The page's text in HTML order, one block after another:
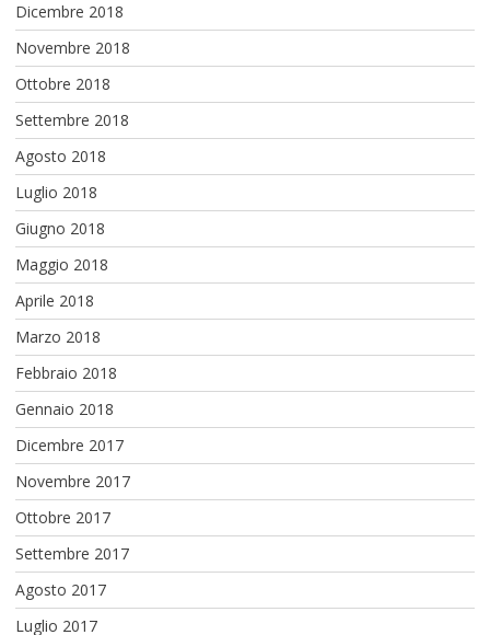
Dicembre 2018
Novembre 2018
Ottobre 2018
Settembre 2018
Agosto 2018
Luglio 2018
Giugno 2018
Maggio 2018
Aprile 2018
Marzo 2018
Febbraio 2018
Gennaio 2018
Dicembre 2017
Novembre 2017
Ottobre 2017
Settembre 2017
Agosto 2017
Luglio 2017